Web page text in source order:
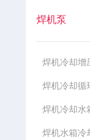
焊机泵
焊机冷却增
焊机冷却循
焊机冷却水
焊机水箱冷